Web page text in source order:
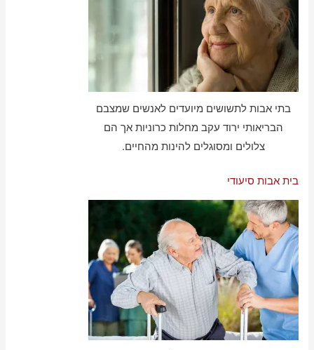
בתי אבות לתשושים מיועדים לאנשים שמצבם
הבריאותי ירוד עקב מחלות כרוניות אך הם
צלולים ומסוגלים להינות מהחיים.
בית אבות סיעודי